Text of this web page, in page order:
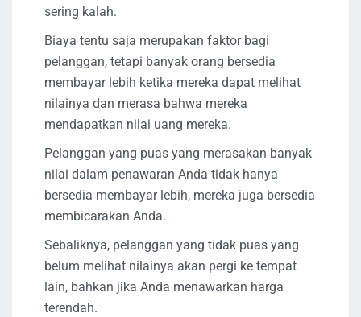
sering kalah.
Biaya tentu saja merupakan faktor bagi
pelanggan, tetapi banyak orang bersedia
membayar lebih ketika mereka dapat melihat
nilainya dan merasa bahwa mereka
mendapatkan nilai uang mereka.
Pelanggan yang puas yang merasakan banyak
nilai dalam penawaran Anda tidak hanya
bersedia membayar lebih, mereka juga bersedia
membicarakan Anda.
Sebaliknya, pelanggan yang tidak puas yang
belum melihat nilainya akan pergi ke tempat
lain, bahkan jika Anda menawarkan harga
terendah.